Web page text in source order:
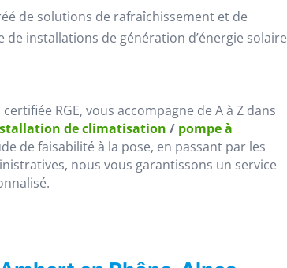
de solutions de rafraîchissement et de
installations de génération d’énergie solaire
RGE, vous accompagne de A à Z dans
de climatisation / pompe à
de faisabilité à la pose, en passant par les
nous vous garantissons un service